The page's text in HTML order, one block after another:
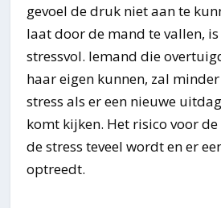
gevoel de druk niet aan te
laat door de mand te vallen,
stressvol. Iemand die
haar eigen kunnen, zal
stress als er een nieuwe
komt kijken. Het risico voor
de stress teveel wordt en er
optreedt.